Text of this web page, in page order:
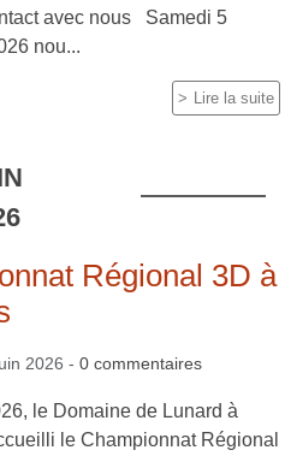
avec nous Samedi 5
nou...
Lire la suite
Régional 3D à
2026 - 0 commentaires
le Domaine de Lunard à
le Championnat Régional